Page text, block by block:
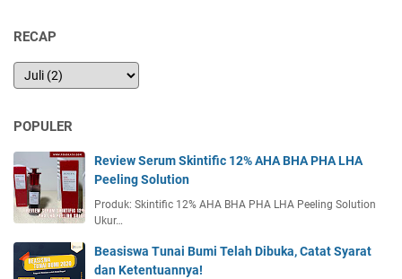
RECAP
POPULER
Review Serum Skintific 12% AHA BHA PHA LHA
Peeling Solution
Produk: Skintific 12% AHA BHA PHA LHA Peeling Solution
Ukur…
Beasiswa Tunai Bumi Telah Dibuka, Catat Syarat
dan Ketentuannya!